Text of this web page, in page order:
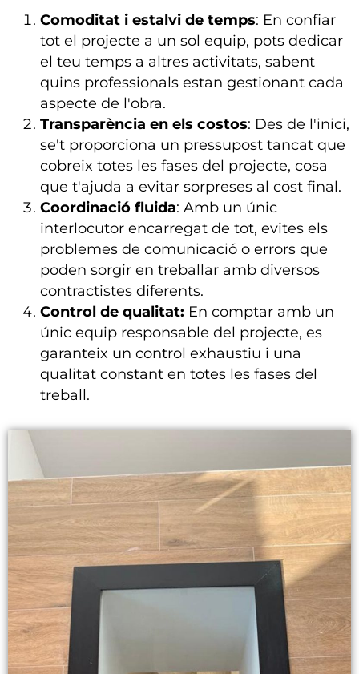
Comoditat i estalvi de temps: En confiar
tot el projecte a un sol equip, pots dedicar
el teu temps a altres activitats, sabent
quins professionals estan gestionant cada
aspecte de l'obra.
Transparència en els costos: Des de l'inici,
se't proporciona un pressupost tancat que
cobreix totes les fases del projecte, cosa
que t'ajuda a evitar sorpreses al cost final.
Coordinació fluida: Amb un únic
interlocutor encarregat de tot, evites els
problemes de comunicació o errors que
poden sorgir en treballar amb diversos
contractistes diferents.
Control de qualitat: En comptar amb un
únic equip responsable del projecte, es
garanteix un control exhaustiu i una
qualitat constant en totes les fases del
treball.